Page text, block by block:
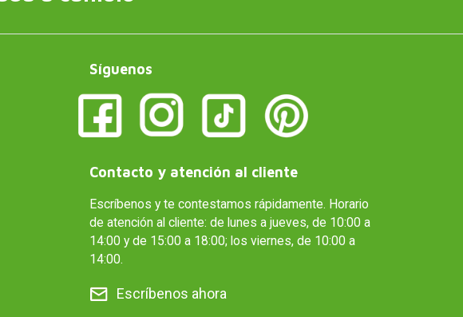
Síguenos
Contacto y atención al cliente
Escríbenos y te contestamos rápidamente. Horario
de atención al cliente: de lunes a jueves, de 10:00 a
14:00 y de 15:00 a 18:00; los viernes, de 10:00 a
14:00.
Escríbenos ahora